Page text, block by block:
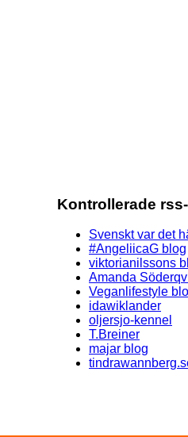
Kontrollerade
Svenskt var det
#AngeliicaG blog
viktorianilssons
Amanda
Veganlifestyle
idawiklander
oljersjo-kennel
T.Breiner
majar blog